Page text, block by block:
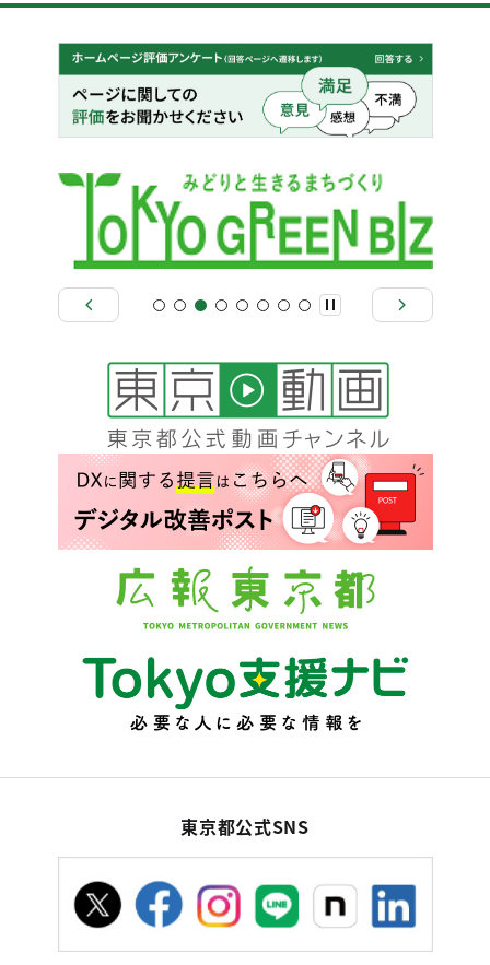
東京都公式SNS